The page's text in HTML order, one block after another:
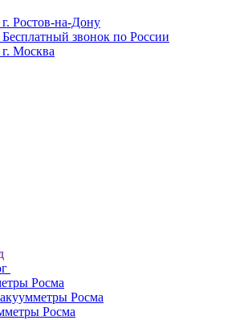
г. Ростов-на-Дону
Бесплатный звонок по России
г. Москва
Росма
Росма
Росма